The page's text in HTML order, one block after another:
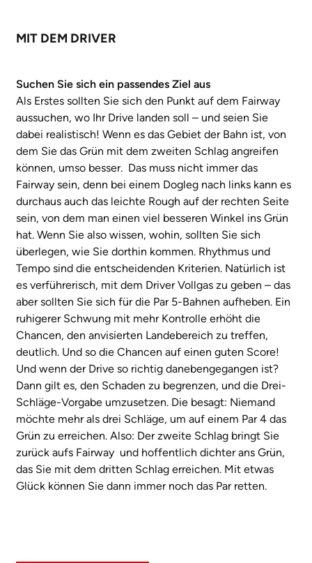
MIT DEM DRIVER
Suchen Sie sich ein passendes Ziel aus
Als Erstes sollten Sie sich den Punkt auf dem Fairway
aussuchen, wo Ihr Drive landen soll – und seien Sie
dabei realistisch! Wenn es das Gebiet der Bahn ist, von
dem Sie das Grün mit dem zweiten Schlag angreifen
können, umso besser. Das muss nicht immer das
Fairway sein, denn bei einem Dogleg nach links kann es
durchaus auch das leichte Rough auf der rechten Seite
sein, von dem man einen viel besseren Winkel ins Grün
hat. Wenn Sie also wissen, wohin, sollten Sie sich
überlegen, wie Sie dorthin kommen. Rhythmus und
Tempo sind die entscheidenden Kriterien. Natürlich ist
es verführerisch, mit dem Driver Vollgas zu geben – das
aber sollten Sie sich für die Par 5-Bahnen aufheben. Ein
ruhigerer Schwung mit mehr Kontrolle erhöht die
Chancen, den anvisierten Landebereich zu treffen,
deutlich. Und so die Chancen auf einen guten Score!
Und wenn der Drive so richtig danebengegangen ist?
Dann gilt es, den Schaden zu begrenzen, und die Drei-
Schläge-Vorgabe umzusetzen. Die besagt: Niemand
möchte mehr als drei Schläge, um auf einem Par 4 das
Grün zu erreichen. Also: Der zweite Schlag bringt Sie
zurück aufs Fairway und hoffentlich dichter ans Grün,
das Sie mit dem dritten Schlag erreichen. Mit etwas
Glück können Sie dann immer noch das Par retten.